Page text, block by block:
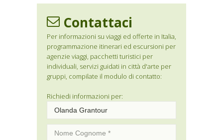
Contattaci
Per informazioni su viaggi ed offerte in Italia,
programmazione itinerari ed escursioni per
agenzie viaggi, pacchetti turistici per
individuali, servizi guidati in città d'arte per
gruppi, compilate il modulo di contatto:
Richiedi informazioni per: